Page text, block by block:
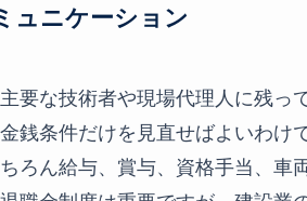
ュニケーション
主要な技術者や現場代理人に残っ
金銭条件だけを見直せばよいわけ
ちろん給与、賞与、資格手当、車